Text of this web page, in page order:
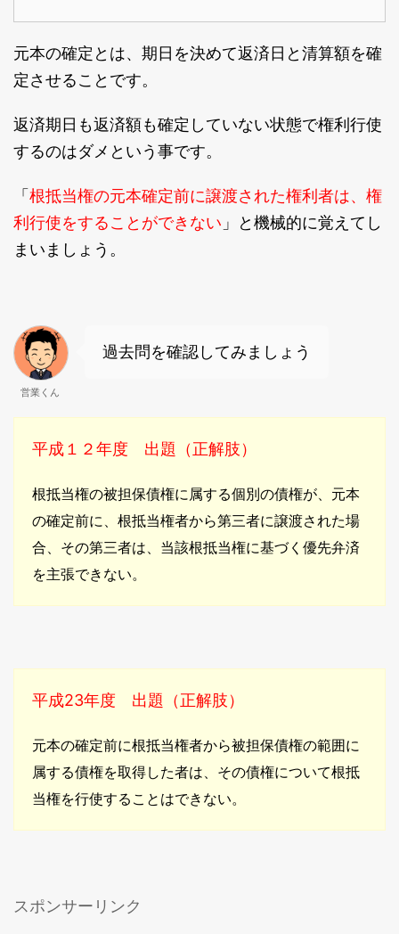
元本の確定とは、期日を決めて返済日と清算額を確
定させることです。
返済期日も返済額も確定していない状態で権利行使
するのはダメという事です。
「 根抵当権の元本確定前に譲渡された権利者は、権
利行使をすることができない 」と機械的に覚えてし
まいましょう。
営業くん
過去問を確認してみましょう
平成１２年度 出題（正解肢）
根抵当権の被担保債権に属する個別の債権が、元本
の確定前に、根抵当権者から第三者に譲渡された場
合、その第三者は、当該根抵当権に基づく優先弁済
を主張できない。
平成23年度 出題（正解肢）
元本の確定前に根抵当権者から被担保債権の範囲に
属する債権を取得した者は、その債権について根抵
当権を行使することはできない。
スポンサーリンク